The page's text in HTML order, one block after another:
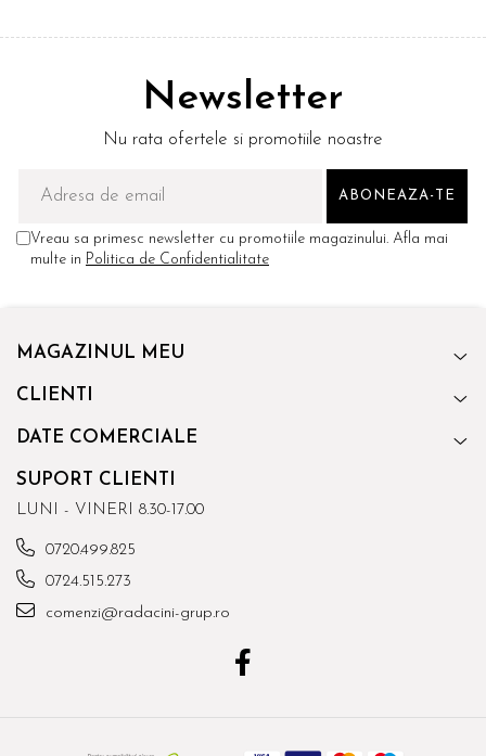
Newsletter
Nu rata ofertele si promotiile noastre
Vreau sa primesc newsletter cu promotiile magazinului. Afla mai
multe in Politica de Confidentialitate
MAGAZINUL MEU
CLIENTI
DATE COMERCIALE
SUPORT CLIENTI
LUNI - VINERI 8.30-17.00
0720.499.825
0724.515.273
comenzi@radacini-grup.ro